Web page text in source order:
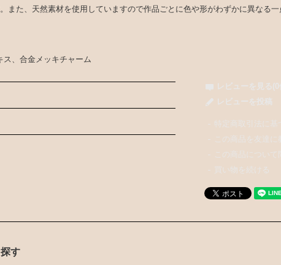
また、天然素材を使用していますので作品ごとに色や形がわずかに異なる
、合金メッキチャーム
レビューを見る(0
レビューを投稿
特定商取引法に基
この商品を友達に
この商品について
買い物を続ける
す